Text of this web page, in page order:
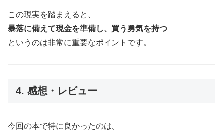
この現実を踏まえると、
暴落に備えて現金を準備し、買う勇気を持つ
というのは非常に重要なポイントです。
4. 感想・レビュー
今回の本で特に良かったのは、